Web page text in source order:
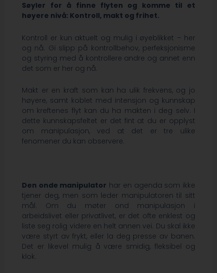
Søyler for å finne flyten og komme til et
høyere nivå: Kontroll, makt og frihet.
Kontroll er kun aktuelt og mulig i øyeblikket – her
og nå. Gi slipp på kontrollbehov, perfeksjonisme
og styring med å kontrollere andre og annet enn
det som er her og nå.
Makt er en kraft som kan ha ulik frekvens, og jo
høyere, samt koblet med intensjon og kunnskap
om kreftenes flyt kan du ha makten i deg selv. I
dette kunnskapsfeltet er det fint at du er opplyst
om manipulasjon, ved at det er tre ulike
fenomener du kan observere.
Den onde manipulator har en agenda som ikke
tjener deg, men som leder manipulatoren til sitt
mål. Om du møter ond manipulasjon i
arbeidslivet eller privatlivet, er det ofte enklest og
liste seg rolig videre en helt annen vei. Du skal ikke
være styrt av frykt, eller la deg presse av banen.
Det er likevel mulig å være smidig, fleksibel og
klok.